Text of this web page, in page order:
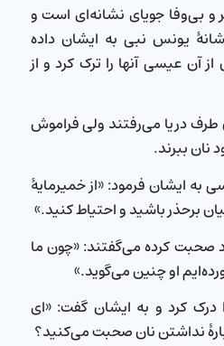
بی‌وفا جویای نشانه‌ای است و
یونس نبی به ایشان داده
آن عیسی آنها را ترک كرد و از
طرف دریا می‌رفتند ولی فراموش
نان ببرند.
به ایشان فرمود: «از خمیرمایهٔ
برحذر باشید و احتیاط كنید.»
صحبت كرده می‌گفتند: «‌چون ما
او چنین می‌گوید.»
كرد و به ایشان گفت: «ای
نداشتن نان صحبت می‌کنید؟